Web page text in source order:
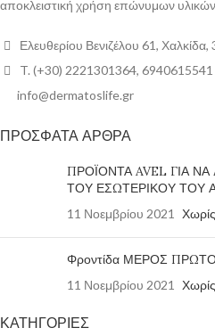
αποκλειστική χρήση επώνυμων
Ελευθερίου Βενιζέλου 61,
T. (+30) 2221301364, 6940615541
info@dermatoslife.gr
ΠΡΟΣΦΑΤΑ ΑΡΘΡΑ
ΠΡΟΪΟΝΤΑ AVEL ΓΙΑ
ΤΟΥ ΕΣΩΤΕΡΙΚΟΥ ΤΟΥ
11 Νοεμβρίου 2021
Φροντίδα ΜΕΡΟΣ
11 Νοεμβρίου 2021
ΚΑΤΗΓΟΡΙΕΣ